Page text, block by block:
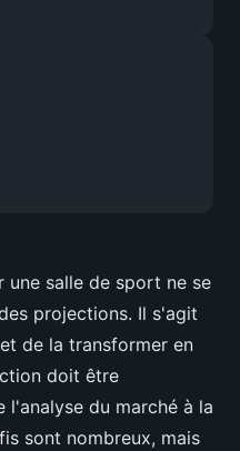
une salle de sport ne se
projections. Il s'agit
de la transformer en
doit être
l'analyse du marché à la
sont nombreux, mais